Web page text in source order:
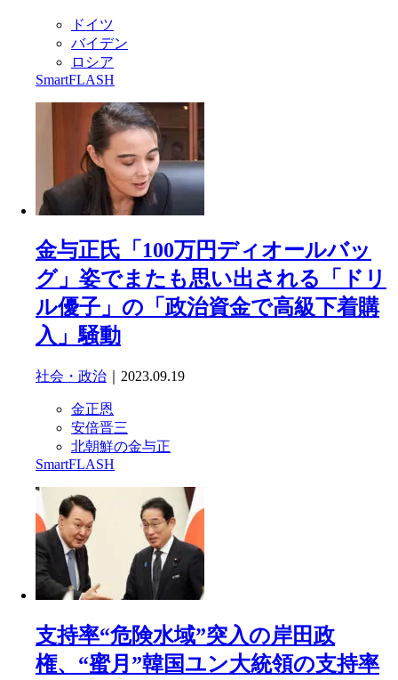
ドイツ
バイデン
ロシア
SmartFLASH
金与正氏「100万円ディオールバッ
グ」姿でまたも思い出される「ドリ
ル優子」の「政治資金で高級下着購
入」騒動
社会・政治 ｜2023.09.19
金正恩
安倍晋三
北朝鮮の金与正
SmartFLASH
支持率“危険水域”突入の岸田政
権、“蜜月”韓国ユン大統領の支持率